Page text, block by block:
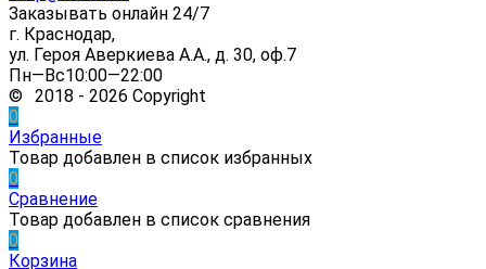
Заказывать онлайн 24/7
г. Краснодар,
ул. Героя Аверкиева А.А., д. 30, оф.7
Пн—Вс10:00—22:00
© 2018 - 2026 Copyright
0
Избранные
Товар добавлен в список избранных
0
Сравнение
Товар добавлен в список сравнения
0
Корзина